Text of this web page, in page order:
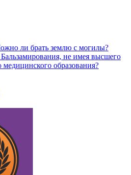
ли брать землю с могилы?
не имея высшего
образования?